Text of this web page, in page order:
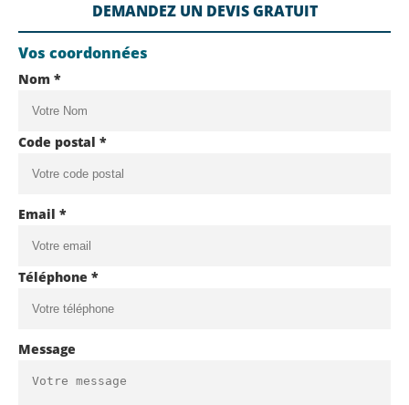
DEMANDEZ UN DEVIS GRATUIT
Vos coordonnées
Nom *
Code postal *
Email *
Téléphone *
Message